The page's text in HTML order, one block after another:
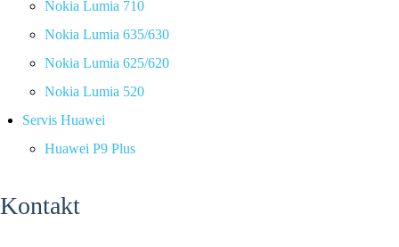
Nokia Lumia 710
Nokia Lumia 635/630
Nokia Lumia 625/620
Nokia Lumia 520
Servis Huawei
Huawei P9 Plus
Kontakt